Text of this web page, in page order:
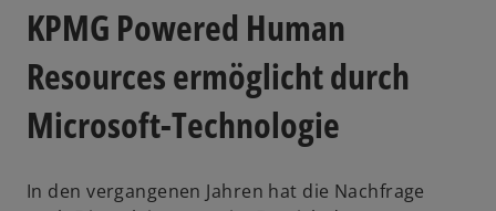
t
a
y
KPMG Powered Human
Resources ermöglicht durch
Microsoft-Technologie
In den vergangenen Jahren hat die Nachfrage